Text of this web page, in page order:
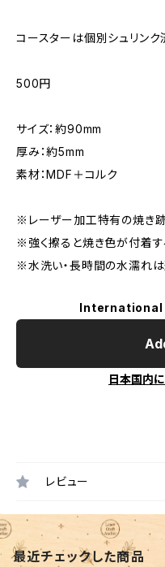
コースターは個別シュリンク
500円
サイズ：約90mm
厚み：約5mm
素材：MDF＋コルク
※レーザー加工特有の焼き
※強く擦ると焼き色が付着す
※水洗い・長時間の水濡れは
International
日本国内
レビュー
最近チェックした商品